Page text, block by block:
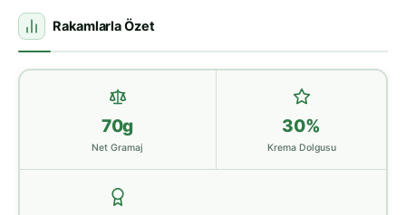
Rakamlarla Özet
70g
Net Gramaj
30%
Krema Dolgusu